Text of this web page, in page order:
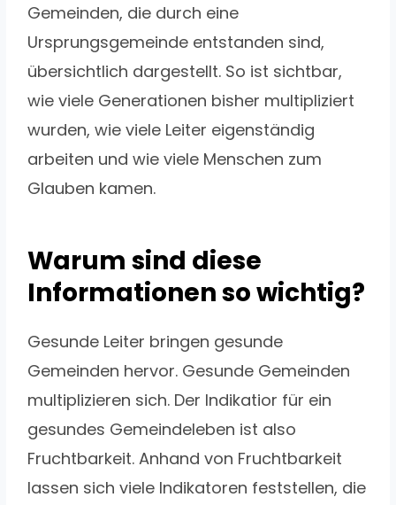
Gemeinden, die durch eine
Ursprungsgemeinde entstanden sind,
übersichtlich dargestellt. So ist sichtbar,
wie viele Generationen bisher multipliziert
wurden, wie viele Leiter eigenständig
arbeiten und wie viele Menschen zum
Glauben kamen.
Warum sind diese
Informationen so wichtig?
Gesunde Leiter bringen gesunde
Gemeinden hervor. Gesunde Gemeinden
multiplizieren sich. Der Indikatior für ein
gesundes Gemeindeleben ist also
Fruchtbarkeit. Anhand von Fruchtbarkeit
lassen sich viele Indikatoren feststellen, die